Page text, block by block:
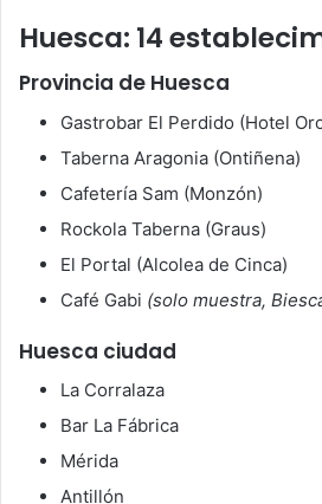
Huesca: 14
Provincia de Huesca
Gastrobar El Perdido (Hotel
Taberna Aragonia (Ontiñena)
Cafetería Sam (Monzón)
Rockola Taberna (Graus)
El Portal (Alcolea de Cinca)
Café Gabi (solo muestra,
Huesca ciudad
La Corralaza
Bar La Fábrica
Mérida
Antillón